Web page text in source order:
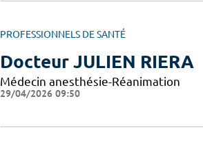
PROFESSIONNELS DE SANTÉ
Docteur JULIEN RIERA
Médecin anesthésie-Réanimation
29/04/2026 09:50